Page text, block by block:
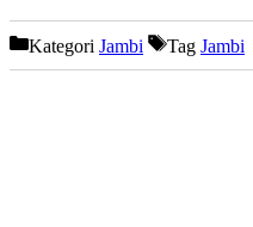
Kategori Jambi Tag Jambi